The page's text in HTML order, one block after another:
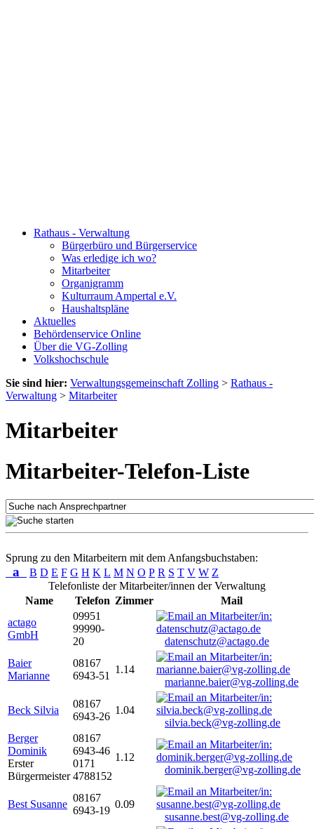
Rathaus - Verwaltung
Bürgerbüro und Bürgerservice
Was erledige ich wo?
Mitarbeiter
Organigramm
Kulturraum Ampertal e.V.
Haushaltspläne
Aktuelles
Behördenservice Online
Über die VG-Zolling
Volkshochschule
Sie sind hier: Verwaltungsgemeinschaft Zolling > Rathaus -
Verwaltung > Mitarbeiter
Mitarbeiter
Mitarbeiter-Telefon-Liste
Sprung zu den Mitarbeitern mit dem Anfangsbuchstaben:
a B D E F G H K L M N O P R S T V W Z
Telefonliste der Mitarbeiter/innen der Verwaltung
Name
Telefon Zimmer
Mail
actago
GmbH
09951
99990-
20
datenschutz@actago.de
Baier
Marianne
08167
6943-51
1.14
marianne.baier@vg-zolling.de
Beck Silvia
08167
6943-26
1.04
silvia.beck@vg-zolling.de
Berger
Dominik
Erster
Bürgermeister
08167
6943-46
0171
4788152
1.12
dominik.berger@vg-zolling.de
Best Susanne
08167
6943-19
0.09
susanne.best@vg-zolling.de